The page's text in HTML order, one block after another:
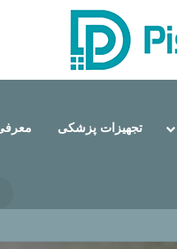
تجهیزات پزشکی